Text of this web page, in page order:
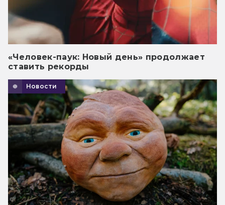
«Человек-паук: Новый день» продолжает
ставить рекорды
Новости